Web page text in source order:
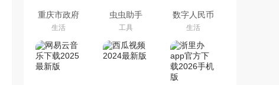
重庆市政府
渝快办app
官方版
生活
虫虫助手
2026最新版
游戏盒子
工具
数字人民币
试点版官方
app安卓版
生活